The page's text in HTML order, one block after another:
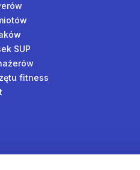
SUP
fitness